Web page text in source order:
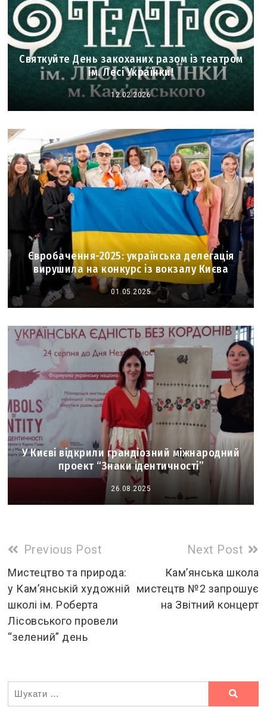
Святкуйте День закоханих разом із театром
ім. Лесі Українки!
12.02.2026
Євробачення-2025: українська делегація
вирушила на конкурс із вокзалу Києва
01.05.2025
У Києві відкрили грандіозний міжнародний
проект “Знаки ідентичності”
26.08.2025
Read
more
articles
Previous Post
Мистецтво та природа:
у Кам’янській художній
школі ім. Роберта
Лісовського провели
“зелений” день
Next Post
Кам’янська школа
мистецтв №2 запрошує
на Звітний концерт
Ви
шукали